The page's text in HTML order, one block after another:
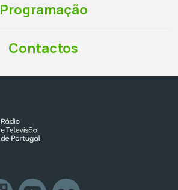
Programação
Contactos